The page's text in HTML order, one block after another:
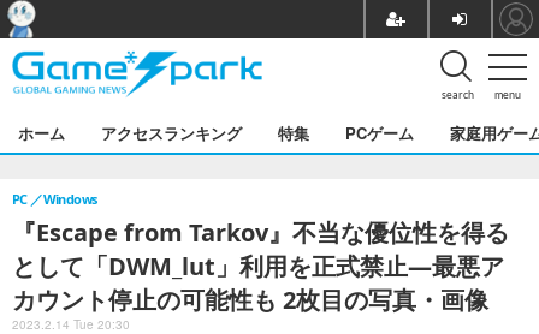
menu
search
ホーム アクセスランキング 特集 PCゲーム 家庭用ゲー
『Escape from Tarkov』不当な優位性を得る
として「DWM_lut」利用を正式禁止―最悪ア
カウント停止の可能性も 2枚目の写真・画像
PC Windows
2023.2.14 Tue 20:30